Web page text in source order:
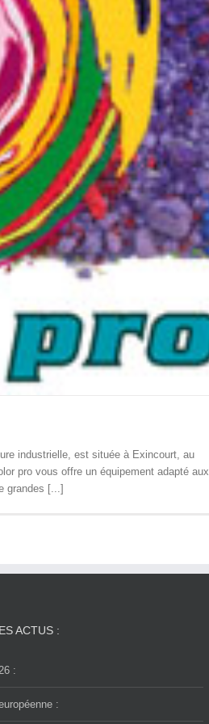
industrielle, est située à Exincourt, au
pro vous offre un équipement adapté aux
grandes [...]
ACTUS :
:
: